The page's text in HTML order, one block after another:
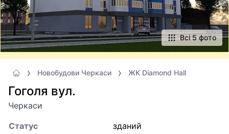
Всі 5 фото
Новобудови Черкаси ЖК Diamond Hall
Гоголя вул.
Черкаси
Статус
зданий